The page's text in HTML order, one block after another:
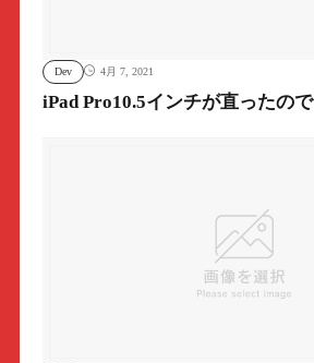
Dev 4月 7, 2021
iPad Pro10.5インチが直ったので